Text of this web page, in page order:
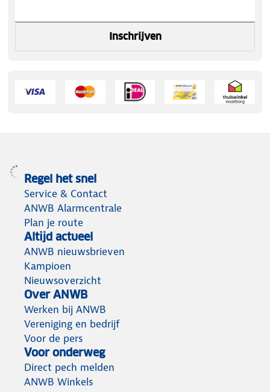
Inschrijven
Regel het snel
Service & Contact
ANWB Alarmcentrale
Plan je route
Altijd actueel
ANWB nieuwsbrieven
Kampioen
Nieuwsoverzicht
Over ANWB
Werken bij ANWB
Vereniging en bedrijf
Voor de pers
Voor onderweg
Direct pech melden
ANWB Winkels